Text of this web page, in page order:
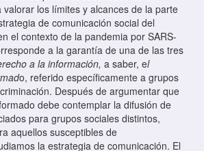
los límites y alcances de la parte
de comunicación social del
el contexto de la pandemia por SARS-
a la garantía de una de las tres
a la información, a saber, el
o, referido específicamente a grupos
Después de argumentar que
debe contemplar la difusión de
para grupos sociales distintos,
aquellos susceptibles de
la estrategia de comunicación. El